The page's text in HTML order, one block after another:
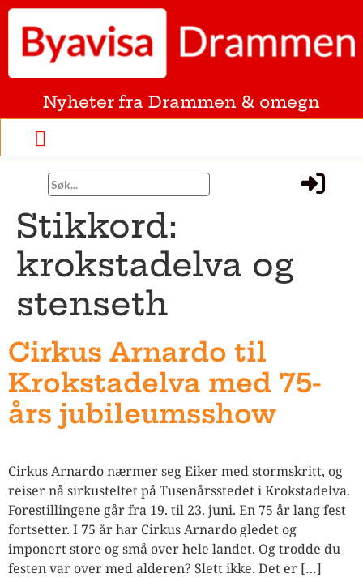
Nyheter fra Drammen & omegn
Stikkord:
krokstadelva og
stenseth
Cirkus Arnardo til
Krokstadelva med 75-
års jubileumsshow
Cirkus Arnardo nærmer seg Eiker med stormskritt, og
reiser nå sirkusteltet på Tusenårsstedet i Krokstadelva.
Forestillingene går fra 19. til 23. juni. En 75 år lang fest
fortsetter. I 75 år har Cirkus Arnardo gledet og
imponert store og små over hele landet. Og trodde du
festen var over med alderen? Slett ikke. Det er […]